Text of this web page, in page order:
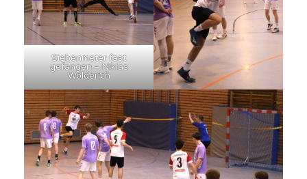
Siebenmeter fast
gefangen – Niklas
Wolderich